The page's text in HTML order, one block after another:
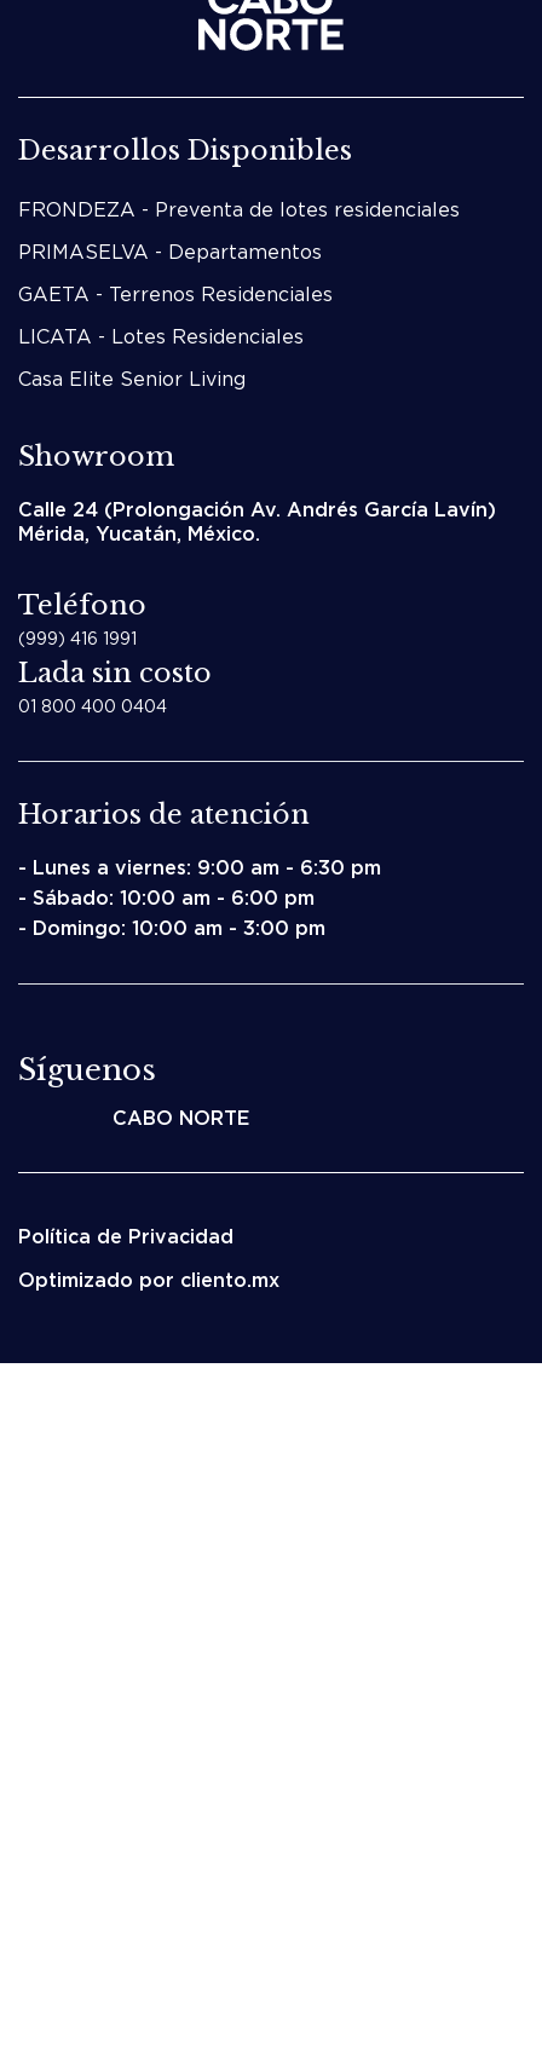
Desarrollos Disponibles
FRONDEZA - Preventa de lotes residenciales
PRIMASELVA - Departamentos
GAETA - Terrenos Residenciales
LICATA - Lotes Residenciales
Casa Elite Senior Living
Showroom
Calle 24 (Prolongación Av. Andrés García Lavín)
Mérida, Yucatán, México.
Teléfono
(999) 416 1991
Lada sin costo
01 800 400 0404
Horarios de atención
- Lunes a viernes: 9:00 am - 6:30 pm
- Sábado: 10:00 am - 6:00 pm
- Domingo: 10:00 am - 3:00 pm
Síguenos
CABO NORTE
Política de Privacidad
Optimizado por cliento.mx